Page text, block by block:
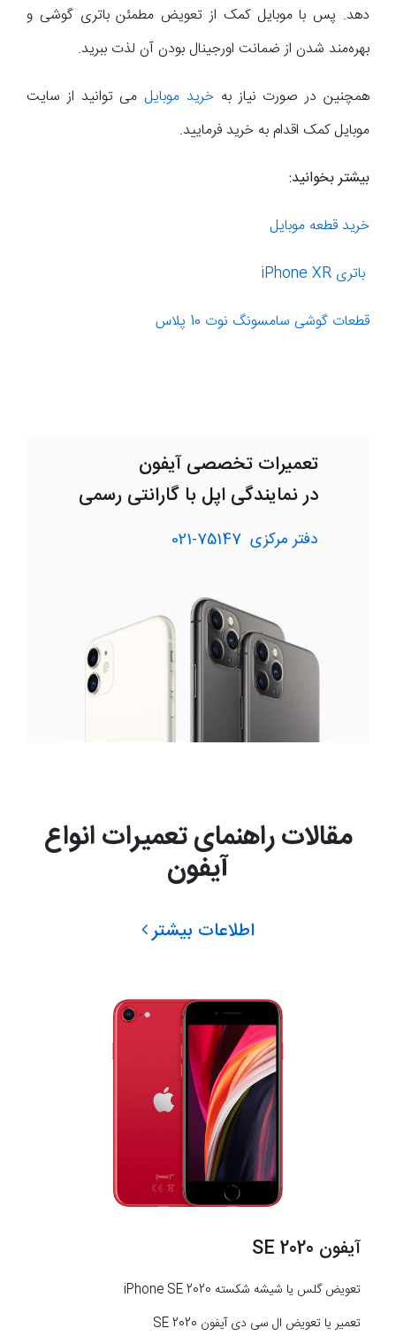
دهد. پس با موبایل کمک از تعویض مطمئن باتری گوشی و
بهره‌مند شدن از ضمانت اورجینال بودن آن لذت ببرید.
همچنین در صورت نیاز به خرید موبایلمی توانید از سایت
موبایل کمک اقدام به خرید فرمایید.
بیشتر بخوانید:
خرید قطعه موبایل
باتری iPhone XR
قطعات گوشی سامسونگ نوت 10 پلاس
تعمیرات تخصصی آیفون
در نمایندگی اپل با گارانتی رسمی
دفتر مرکزی 75147-021
مقالات راهنمای تعمیرات انواع
آیفون
اطلاعات بیشتر
آیفون SE 2020
تعویض گلس یا شیشه شکسته iPhone SE 2020
تعمیر یا تعویض ال سی دی آیفون SE 2020